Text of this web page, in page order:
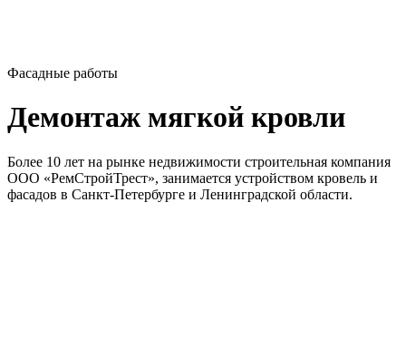
Фасадные работы
Демонтаж мягкой кровли
Более 10 лет на рынке недвижимости строительная компания
ООО «РемСтройТрест», занимается устройством кровель и
фасадов в Санкт-Петербурге и Ленинградской области.